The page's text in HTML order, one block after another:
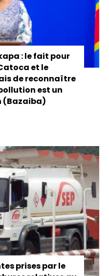
: le fait pour
et le
de reconnaître
est un
(Bazaiba)
prises par le